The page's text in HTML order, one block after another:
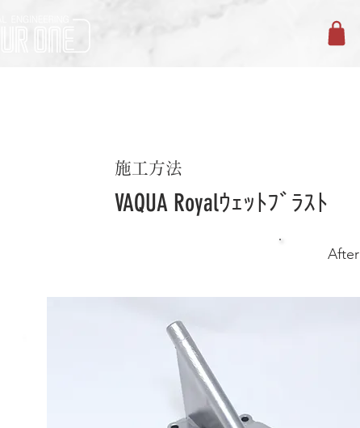
施工方法
VAQUA Royalｳｪｯﾄﾌﾞﾗｽﾄ
After